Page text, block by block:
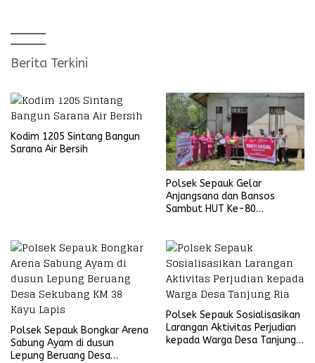
Berita Terkini
Kodim 1205 Sintang Bangun
Sarana Air Bersih
Polsek Sepauk Gelar
Anjangsana dan Bansos
Sambut HUT Ke-80
Polsek Sepauk Bongkar Arena
Sabung Ayam di dusun
Lepung Beruang Desa
Polsek Sepauk Sosialisasikan
Larangan Aktivitas Perjudian
kepada Warga Desa Tanjung